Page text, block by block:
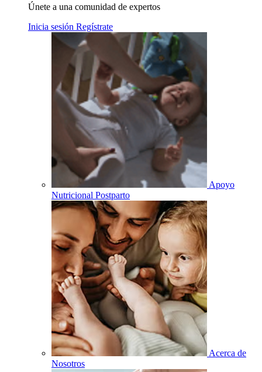
Únete a una comunidad de expertos
Inicia sesión Regístrate
Apoyo
Nutricional Postparto
Acerca de
Nosotros